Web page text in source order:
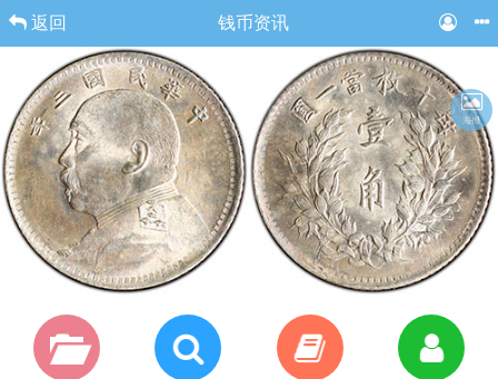
返回 钱币资讯
海报